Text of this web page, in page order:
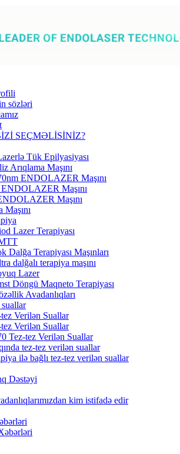
sözləri
SEÇMƏLİSİNİZ?
Tük Epilyasiyası
Arıqlama Maşını
ENDOLAZER Maşını
Maşını
Maşını
Maşını
Lazer Terapiyası
Dalğa Terapiyası Maşınları
dalğalı terapiya maşını
Lazer
Döngü Maqneto Terapiyası
Avadanlıqları
Verilən Suallar
Verilən Suallar
Tez-tez Verilən Suallar
tez-tez verilən suallar
ilə bağlı tez-tez verilən suallar
Dəstəyi
kim istifadə edir